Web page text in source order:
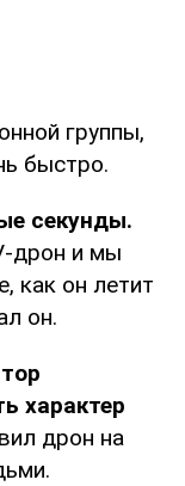
группы,
быстро.
секунды.
дрон и мы
как он летит
он.
характер
дрон на